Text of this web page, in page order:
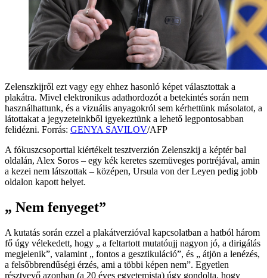
Zelenszkijről ezt vagy egy ehhez hasonló képet választottak a
plakátra. Mivel elektronikus adathordozót a betekintés során nem
használhattunk, és a vizuális anyagokról sem kérhettünk másolatot, a
látottakat a jegyzeteinkből igyekeztünk a lehető legpontosabban
felidézni. Forrás: GENYA SAVILOV/AFP
A fókuszcsoporttal kiértékelt tesztverzión Zelenszkij a képtér bal
oldalán, Alex Soros – egy kék keretes szemüveges portréjával, amin
a kezei nem látszottak – középen, Ursula von der Leyen pedig jobb
oldalon kapott helyet.
„ Nem fenyeget”
A kutatás során ezzel a plakátverzióval kapcsolatban a hatból három
fő úgy vélekedett, hogy „ a feltartott mutatóujj nagyon jó, a dirigálás
megjelenik”, valamint „ fontos a gesztikuláció”, és „ átjön a lenézés,
a felsőbbrendűségi érzés, ami a többi képen nem”. Egyetlen
résztvevő azonban (a 20 éves egyetemista) úgy gondolta, hogy